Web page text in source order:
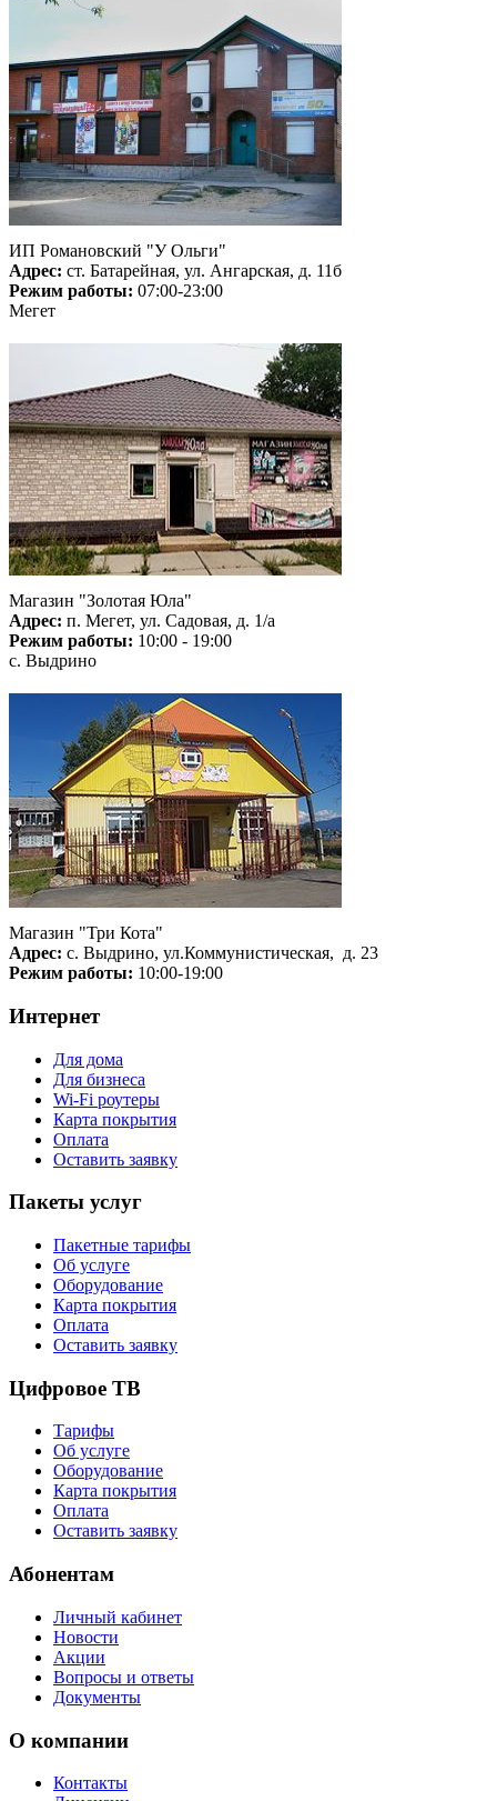
ИП Романовский "У Ольги"
Адрес: ст. Батарейная, ул. Ангарская, д. 11б
Режим работы: 07:00-23:00
Мегет
Магазин "Золотая Юла"
Адрес: п. Мегет, ул. Садовая, д. 1/а
Режим работы: 10:00 - 19:00
с. Выдрино
Магазин "Три Кота"
Адрес: с. Выдрино, ул.Коммунистическая, д. 23
Режим работы: 10:00-19:00
Интернет
Для дома
Для бизнеса
Wi-Fi роутеры
Карта покрытия
Оплата
Оставить заявку
Пакеты услуг
Пакетные тарифы
Об услуге
Оборудование
Карта покрытия
Оплата
Оставить заявку
Цифровое ТВ
Тарифы
Об услуге
Оборудование
Карта покрытия
Оплата
Оставить заявку
Абонентам
Личный кабинет
Новости
Акции
Вопросы и ответы
Документы
О компании
Контакты